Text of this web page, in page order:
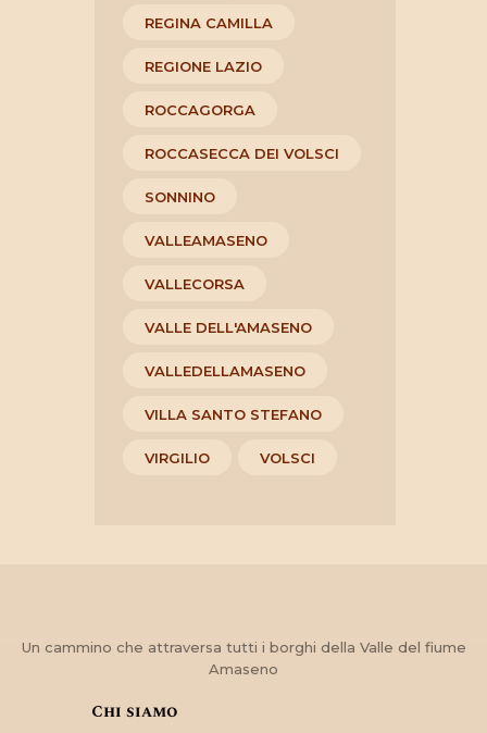
REGINA CAMILLA
REGIONE LAZIO
ROCCAGORGA
ROCCASECCA DEI VOLSCI
SONNINO
VALLEAMASENO
VALLECORSA
VALLE DELL'AMASENO
VALLEDELLAMASENO
VILLA SANTO STEFANO
VIRGILIO VOLSCI
Un cammino che attraversa tutti i borghi della Valle del fiume
Amaseno
Chi siamo